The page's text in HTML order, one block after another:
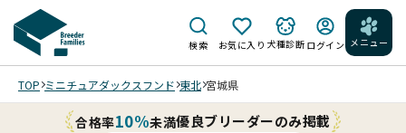
検索 お気に入り 犬種診断 ログイン メニュー
TOP ミニチュアダックスフンド 東北 宮城県
合格率10%未満優良ブリーダーのみ掲載